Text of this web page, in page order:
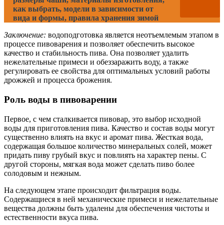
как выбрать, модели в зависимости от
вида и формы, правила хранения зимой
Заключение: водоподготовка является неотъемлемым этапом в
процессе пивоварения и позволяет обеспечить высокое
качество и стабильность пива. Она позволяет удалить
нежелательные примеси и обеззаражить воду, а также
регулировать ее свойства для оптимальных условий работы
дрожжей и процесса брожения.
Роль воды в пивоварении
Первое, с чем сталкивается пивовар, это выбор исходной
воды для приготовления пива. Качество и состав воды могут
существенно влиять на вкус и аромат пива. Жесткая вода,
содержащая большое количество минеральных солей, может
придать пиву грубый вкус и повлиять на характер пены. С
другой стороны, мягкая вода может сделать пиво более
солодовым и нежным.
На следующем этапе происходит фильтрация воды.
Содержащиеся в ней механические примеси и нежелательные
вещества должны быть удалены для обеспечения чистоты и
естественности вкуса пива.